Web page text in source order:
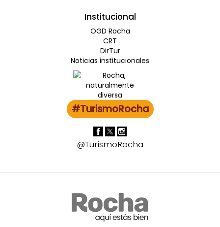
Institucional
OGD Rocha
CRT
DirTur
Noticias institucionales
#TurismoRocha
@TurismoRocha